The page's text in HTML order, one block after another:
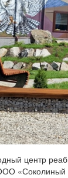
центр
«Соколиный